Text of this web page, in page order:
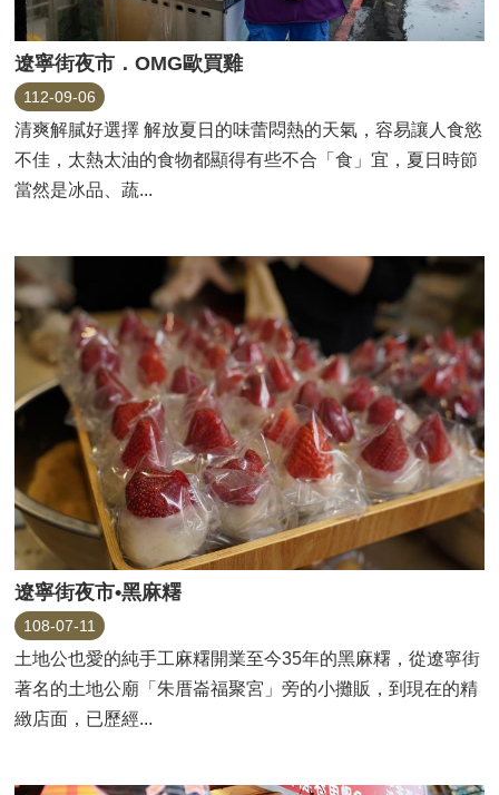
遼寧街夜市．OMG歐買雞
112-09-06
清爽解膩好選擇 解放夏日的味蕾悶熱的天氣，容易讓人食慾
不佳，太熱太油的食物都顯得有些不合「食」宜，夏日時節
當然是冰品、蔬...
遼寧街夜市•黑麻糬
108-07-11
土地公也愛的純手工麻糬開業至今35年的黑麻糬，從遼寧街
著名的土地公廟「朱厝崙福聚宮」旁的小攤販，到現在的精
緻店面，已歷經...